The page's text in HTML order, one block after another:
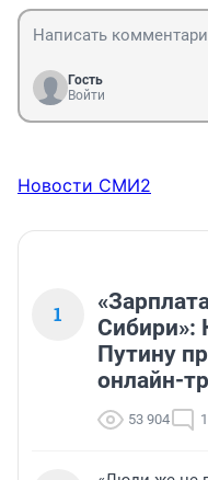
Гость
Войти
Новости СМИ2
1
Сибири»:
Путину
онлайн-
53 904